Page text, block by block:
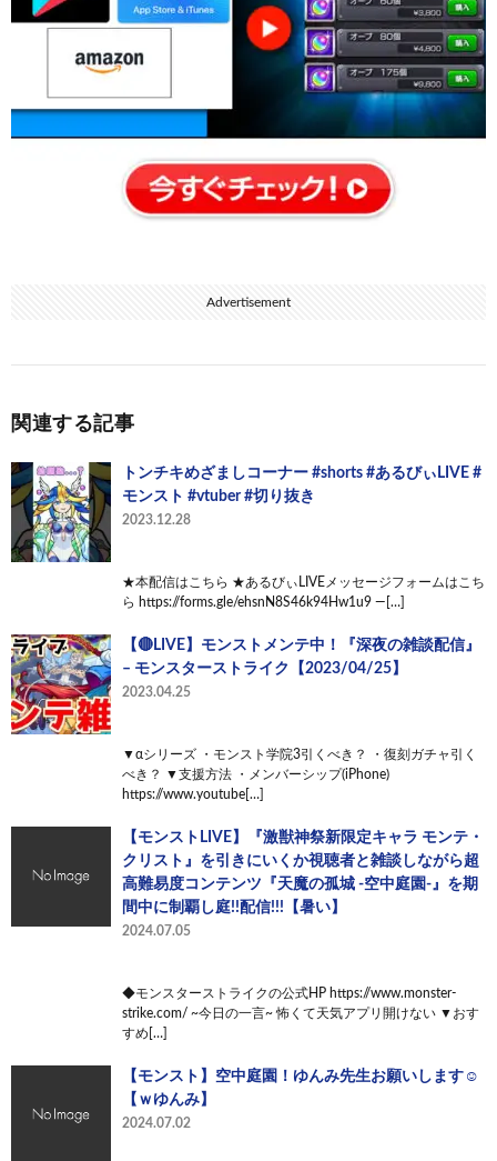
Advertisement
関連する記事
トンチキめざましコーナー #shorts #あるびぃLIVE #
モンスト #vtuber #切り抜き
2023.12.28
★本配信はこちら ★あるびぃLIVEメッセージフォームはこち
ら https://forms.gle/ehsnN8S46k94Hw1u9 —[…]
【🔴LIVE】モンストメンテ中！『深夜の雑談配信』
– モンスターストライク【2023/04/25】
2023.04.25
▼αシリーズ ・モンスト学院3引くべき？ ・復刻ガチャ引く
べき？ ▼支援方法 ・メンバーシップ(iPhone)
https://www.youtube[…]
【モンストLIVE】『激獣神祭新限定キャラ モンテ・
クリスト』を引きにいくか視聴者と雑談しながら超
高難易度コンテンツ『天魔の孤城 -空中庭園-』を期
間中に制覇し庭!!配信!!!【暑い】
2024.07.05
◆モンスターストライクの公式HP https://www.monster-
strike.com/ ~今日の一言~ 怖くて天気アプリ開けない ▼おす
すめ[…]
【モンスト】空中庭園！ゆんみ先生お願いします☺
【ｗゆんみ】
2024.07.02